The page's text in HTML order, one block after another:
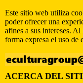
Este sitio web utiliza
poder ofrecer una
afines a sus intereses.
forma expresa el uso de
ACERCA DEL